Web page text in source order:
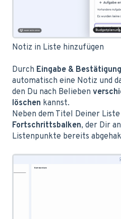
Notiz in Liste hinzufügen
Durch Eingabe & Bestätigung
automatisch eine Notiz und
den Du nach Belieben
löschen kannst.
Neben dem Titel Deiner
Fortschrittsbalken, der Dir
Listenpunkte bereits